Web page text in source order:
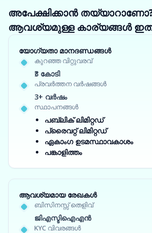
അപേക്ഷിക്കാൻ
ആവശ്യമുള്ള കാര്യങ്ങൾ
യോഗ്യതാ മാനദണ്ഡങ്ങൾ
കുറഞ്ഞ വിറ്റുവരവ്
₹3 കോടി
പ്രവർത്തന വർഷങ്ങൾ
3+ വർഷം
സ്ഥാപനങ്ങൾ
പബ്ലിക് ലിമിറ്റഡ്
പ്രൈവറ്റ് ലിമിറ്റഡ്
ഏകാംഗ ഉടമസ്ഥാവകാശം
പങ്കാളിത്തം
ആവശ്യമായ രേഖകൾ
ബിസിനസ്സ് തെളിവ്
ജിഎസ്ടിഐഎൻ
KYC വിവരങ്ങൾ